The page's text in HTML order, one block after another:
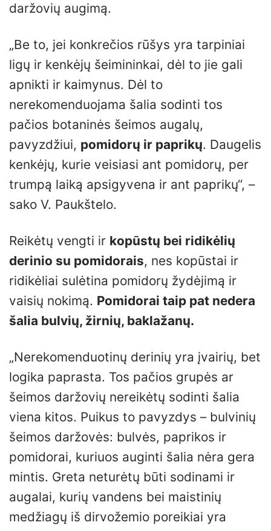
daržovių augimą.
„Be to, jei konkrečios rūšys yra tarpiniai
ligų ir kenkėjų šeimininkai, dėl to jie gali
apnikti ir kaimynus. Dėl to
nerekomenduojama šalia sodinti tos
pačios botaninės šeimos augalų,
pavyzdžiui, pomidorų ir paprikų. Daugelis
kenkėjų, kurie veisiasi ant pomidorų, per
trumpą laiką apsigyvena ir ant paprikų“, –
sako V. Paukštelo.
Reikėtų vengti ir kopūstų bei ridikėlių
derinio su pomidorais, nes kopūstai ir
ridikėliai sulėtina pomidorų žydėjimą ir
vaisių nokimą. Pomidorai taip pat nedera
šalia bulvių, žirnių, baklažanų.
„Nerekomenduotinų derinių yra įvairių, bet
logika paprasta. Tos pačios grupės ar
šeimos daržovių nereikėtų sodinti šalia
viena kitos. Puikus to pavyzdys – bulvinių
šeimos daržovės: bulvės, paprikos ir
pomidorai, kuriuos auginti šalia nėra gera
mintis. Greta neturėtų būti sodinami ir
augalai, kurių vandens bei maistinių
medžiagų iš dirvožemio poreikiai yra